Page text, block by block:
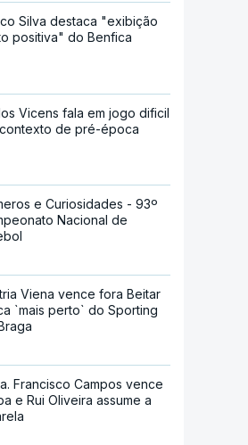
Silva destaca "exibição
positiva" do Benfica
Vicens fala em jogo dificil
de pré-época
e Curiosidades - 93º
Nacional de
Viena vence fora Beitar
`mais perto` do Sporting
Francisco Campos vence
e Rui Oliveira assume a